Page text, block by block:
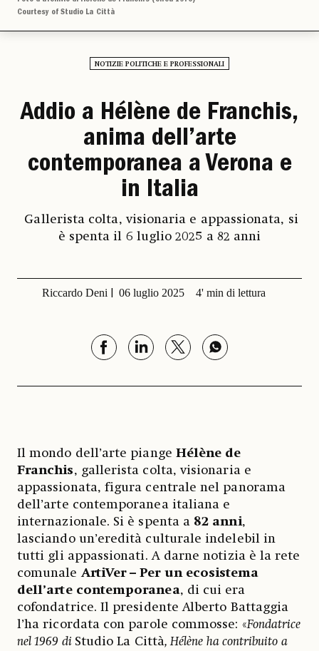
Courtesy of Studio La Città
NOTIZIE POLITICHE E PROFESSIONALI
Addio a Hélène de Franchis,
anima dell’arte
contemporanea a Verona e
in Italia
Gallerista colta, visionaria e appassionata, si
è spenta il 6 luglio 2025 a 82 anni
Riccardo Deni 06 luglio 2025 4' min di lettura
Il mondo dell’arte piange Hélène de
Franchis, gallerista colta, visionaria e
appassionata, figura centrale nel panorama
dell’arte contemporanea italiana e
internazionale. Si è spenta a 82 anni,
lasciando un’eredità culturale indelebil in
tutti gli appassionati. A darne notizia è la rete
comunale ArtiVer – Per un ecosistema
dell’arte contemporanea, di cui era
cofondatrice. Il presidente Alberto Battaggia
l’ha ricordata con parole commosse: «Fondatrice
nel 1969 di Studio La Città, Hélène ha contribuito a